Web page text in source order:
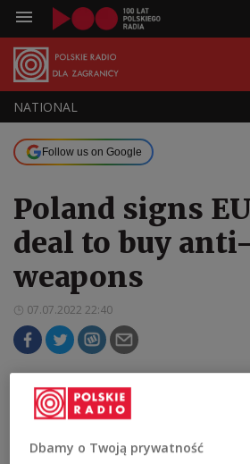
NATIONAL
Follow us on Google
Poland signs
deal to buy
weapons
07.07.2022 22:40
million contract to buy
launchers for the country’s
Dbamy o Twoją prywatność